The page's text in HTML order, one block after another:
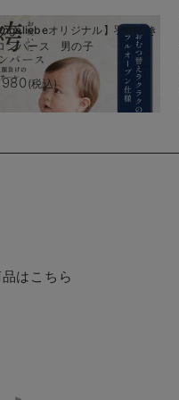
オリジナル】羽織付き
ンパース 男の子
(税込)
はこちら